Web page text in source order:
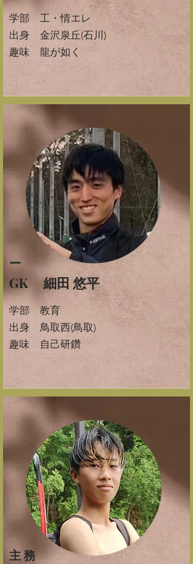
学部 工・情エレ
​出身 金沢泉丘(石川)
​趣味 龍が如く
ー
GK 細田 悠平
学部 教育
出身 鳥取西(鳥取)
​趣味 自己研鑽
主務